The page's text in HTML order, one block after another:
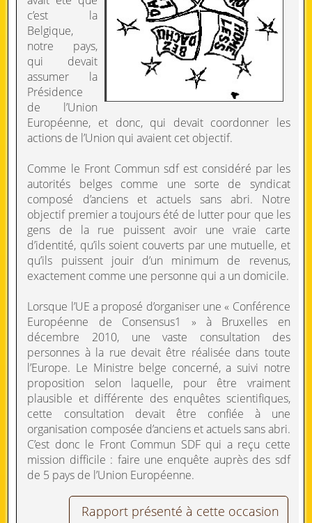
c’est la
Belgique,
notre pays,
qui devait
assumer la
Présidence
de l’Union
Européenne, et donc, qui devait coordonner les
actions de l’Union qui avaient cet objectif.
Comme le Front Commun sdf est considéré par les
autorités belges comme une sorte de syndicat
composé d’anciens et actuels sans abri. Notre
objectif premier a toujours été de lutter pour que les
gens de la rue puissent avoir une vraie carte
d’identité, qu’ils soient couverts par une mutuelle, et
qu’ils puissent jouir d’un minimum de revenus,
exactement comme une personne qui a un domicile.
Lorsque l’UE a proposé d’organiser une « Conférence
Européenne de Consensus1 » à Bruxelles en
décembre 2010, une vaste consultation des
personnes à la rue devait être réalisée dans toute
l’Europe. Le Ministre belge concerné, a suivi notre
proposition selon laquelle, pour être vraiment
plausible et différente des enquêtes scientifiques,
cette consultation devait être confiée à une
organisation composée d’anciens et actuels sans abri.
C’est donc le Front Commun SDF qui a reçu cette
mission difficile : faire une enquête auprès des sdf
de 5 pays de l’Union Européenne.
Rapport présenté à cette occasion